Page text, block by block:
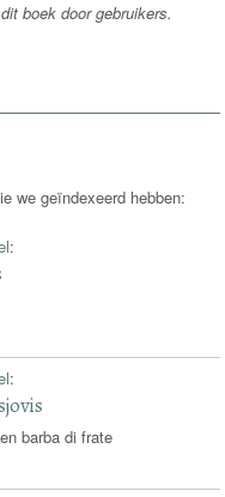
boek door gebruikers.
we geïndexeerd hebben:
:
:
barba di frate